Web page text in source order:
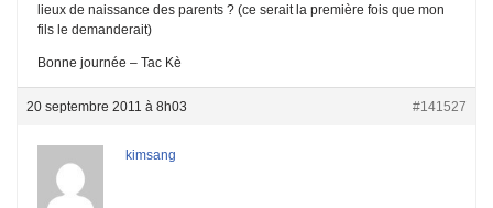
lieux de naissance des parents ? (ce serait la première fois que mon
fils le demanderait)
Bonne journée – Tac Kè
20 septembre 2011 à 8h03 #141527
kimsang